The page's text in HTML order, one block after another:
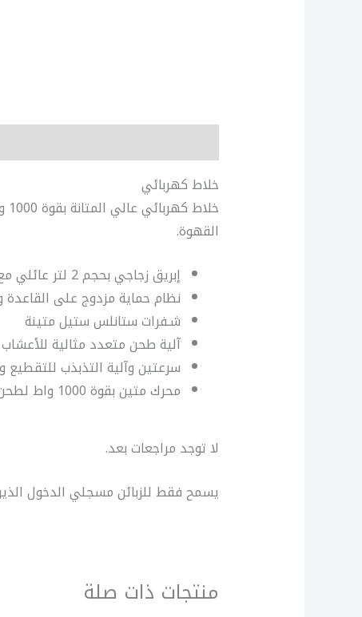
خلاط كهربائي
القهوة.
إبريق زجاجي بحجم 2 لتر عائلي مع مساحة عمل 1.5 لتر
نظام حماية مزدوج على القاعدة
شـفرات ستانلس ستيل متينة
آلية طحن متعدد مثالية
سرعتين وآلية التذبذب للتقطيع
محرك متين بقوة 1000 واط لطحن وخلط سريع وصحي
لا توجد مراجعات بعد.
يسمح فقط للزبائن مسجلي الدخول
منتجات ذات صلة